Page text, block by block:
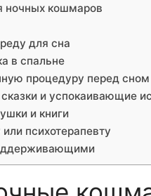
ночных кошмаров
для сна
в спальне
процедуру перед сном
и успокаивающие
и книги
психотерапевту